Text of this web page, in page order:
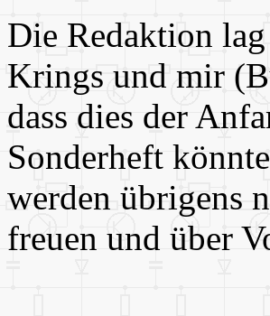
Die Redaktion
Krings und mir
dass dies der
Sonderheft
werden übrigens
freuen und über